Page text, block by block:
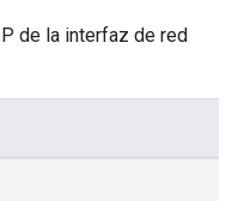
de la interfaz de red